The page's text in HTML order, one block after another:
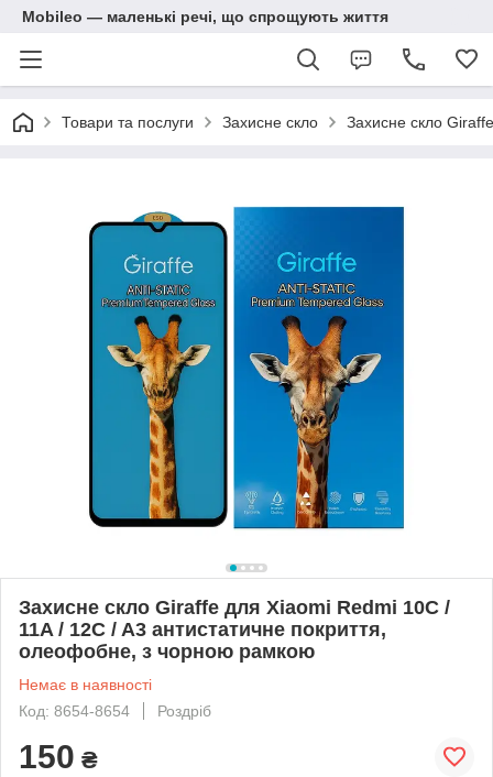
Mobileo — маленькі речі, що спрощують життя
Товари та послуги Захисне скло Захисне скло
Захисне скло Giraffe для Xiaomi Redmi 10C /
11A / 12C / A3 антистатичне покриття,
олеофобне, з чорною рамкою
Немає в наявності
Код: 8654-8654
Роздріб
150 ₴